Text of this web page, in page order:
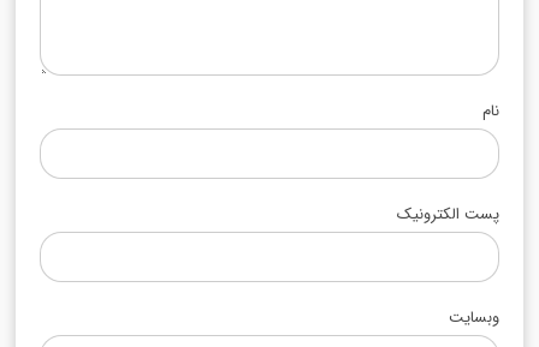
نام
پست الکترونیک
وبسایت